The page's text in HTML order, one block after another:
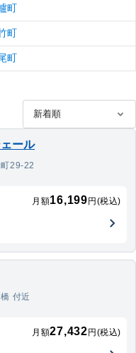
町
町
町
ール
29-22
月額16,199 円(税込)
付近
月額27,432 円(税込)